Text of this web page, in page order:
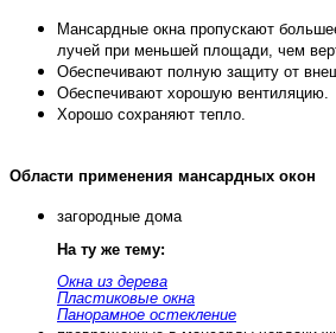
Мансардные окна пропускают
лучей при меньшей площади, чем
Обеспечивают полную защиту от
Обеспечивают хорошую вентиляцию.
Хорошо сохраняют тепло.
Области применения мансардных окон
загородные дома
На ту же тему:
Окна из дерева
Пластиковые окна
Панорамное остекление